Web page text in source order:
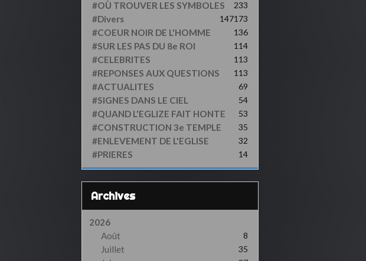
233
#OÙ TROUVER LES SYMBOLES
173
#Divers 147
#COEUR NOIR DE L'HOMME 136
#SUR LES PAS DU 8e ROI 114
#CELEBRITES 113
#REPONSES AUX QUESTIONS 113
#ACTUALITES 69
#SIGNES DANS LE CIEL 54
#QUAND L'EGLIZE FAIT HONTE 53
#CONSTRUCTION 3e TEMPLE 35
#ENLEVEMENT DE L'EGLISE 32
#PRIERES 14
Archives
2026
Août
8
Juillet 35